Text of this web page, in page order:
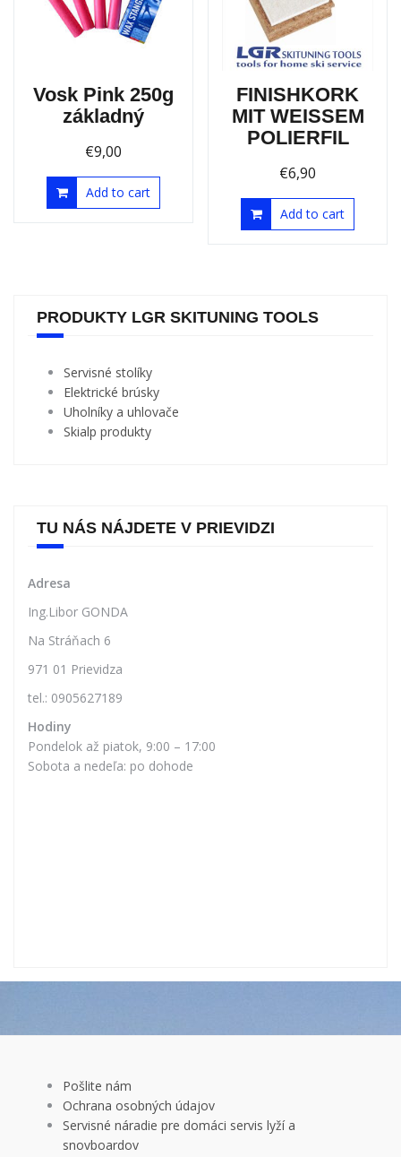
Vosk Pink 250g
základný
€9,00
Add to cart
FINISHKORK
MIT WEISSEM
POLIERFIL
€6,90
Add to cart
PRODUKTY LGR SKITUNING TOOLS
Servisné stolíky
Elektrické brúsky
Uholníky a uhlovače
Skialp produkty
TU NÁS NÁJDETE V PRIEVIDZI
Adresa
Ing.Libor GONDA
Na Stráňach 6
971 01 Prievidza
tel.: 0905627189
Hodiny
Pondelok až piatok, 9:00 – 17:00
Sobota a nedeľa: po dohode
Pošlite nám
Ochrana osobných údajov
Servisné náradie pre domáci servis lyží a
snovboardov